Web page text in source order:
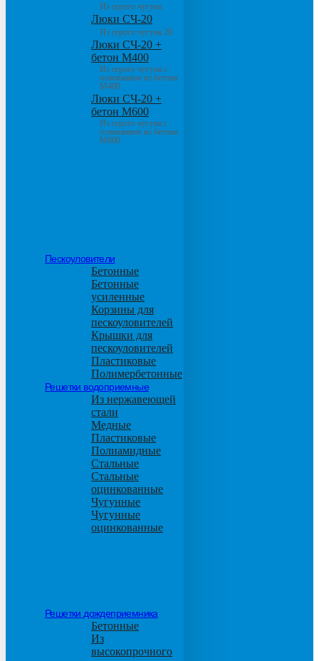
Из серого чугуна
Люки СЧ-20
Из серого чугуна 20
Люки СЧ-20 +
бетон М400
Из серого чугуна с
основанием из бетона
М400
Люки СЧ-20 +
бетон М600
Из серого чугуна с
основанием из бетона
М600
Пескоуловители
Бетонные
Бетонные
усиленные
Корзины для
пескоуловителей
Крышки для
пескоуловителей
Пластиковые
Полимербетонные
Решетки водоприемные
Из нержавеющей
стали
Медные
Пластиковые
Полиамидные
Стальные
Стальные
оцинкованные
Чугунные
Чугунные
оцинкованные
Решетки дождеприемника
Бетонные
Из
высокопрочного